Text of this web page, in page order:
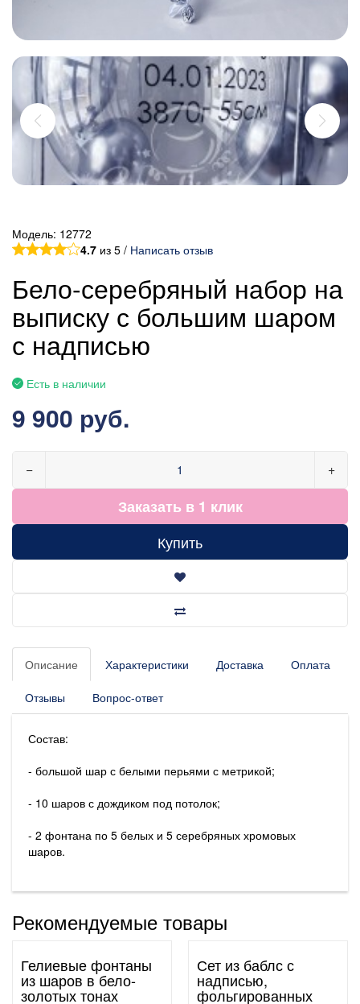
Модель: 12772
4.7 из 5 / Написать отзыв
Бело-серебряный набор на
выписку с большим шаром
с надписью
Есть в наличии
9 900 руб.
− +
Заказать в 1 клик
Купить
Описание Характеристики Доставка Оплата
Отзывы Вопрос-ответ
Состав:
- большой шар с белыми перьями с метрикой;
- 10 шаров с дождиком под потолок;
- 2 фонтана по 5 белых и 5 серебряных хромовых
шаров.
Рекомендуемые товары
Гелиевые фонтаны
из шаров в бело-
золотых тонах
Сет из баблс с
надписью,
фольгированных